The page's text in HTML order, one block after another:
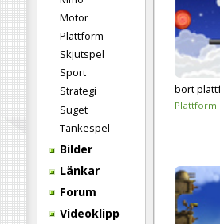
Motor
Plattform
Skjutspel
Sport
Strategi
Suget
Tankespel
Bilder
Länkar
Forum
Videoklipp
bort
Plattform